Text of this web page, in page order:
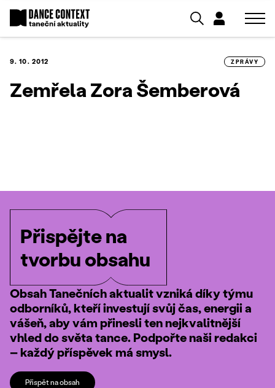
9. 10. 2012 ZPRÁVY
Zemřela Zora Šemberová
Přispějte na
tvorbu obsahu
Obsah Tanečních aktualit vzniká díky týmu
odborníků, kteří investují svůj čas, energii a
vášeň, aby vám přinesli ten nejkvalitnější
vhled do světa tance. Podpořte naši redakci
– každý příspěvek má smysl.
Přispět na obsah